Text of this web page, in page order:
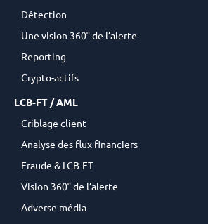
Détection
Une vision 360° de l’alerte
Reporting
Crypto-actifs
LCB-FT / AML
Criblage client
Analyse des flux financiers
Fraude & LCB-FT
Vision 360° de l’alerte
Adverse média